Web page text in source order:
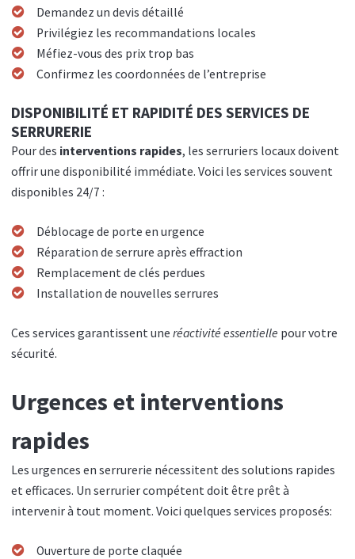
Demandez un devis détaillé
Privilégiez les recommandations locales
Méfiez-vous des prix trop bas
Confirmez les coordonnées de l’entreprise
DISPONIBILITÉ ET RAPIDITÉ DES SERVICES DE
SERRURERIE
Pour des interventions rapides, les serruriers locaux doivent
offrir une disponibilité immédiate. Voici les services souvent
disponibles 24/7 :
Déblocage de porte en urgence
Réparation de serrure après effraction
Remplacement de clés perdues
Installation de nouvelles serrures
Ces services garantissent une réactivité essentielle pour votre
sécurité.
Urgences et interventions
rapides
Les urgences en serrurerie nécessitent des solutions rapides
et efficaces. Un serrurier compétent doit être prêt à
intervenir à tout moment. Voici quelques services proposés:
Ouverture de porte claquée